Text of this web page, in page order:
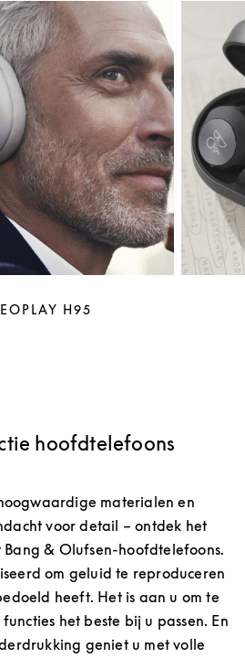
H95
hoofdtelefoons
materialen en
voor detail – ontdek het
& Olufsen-hoofdtelefoons.
om geluid te reproduceren
heeft. Het is aan u om te
het beste bij u passen. En
geniet u met volle